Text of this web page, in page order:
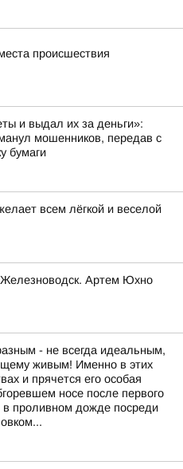
происшествия
и выдал их за деньги»:
мошенников, передав с
бумаги
всем лёгкой и веселой
Артем Юхно
- не всегда идеальным,
живым! Именно в этих
и прячется его особая
носе после первого
проливном дожде посреди